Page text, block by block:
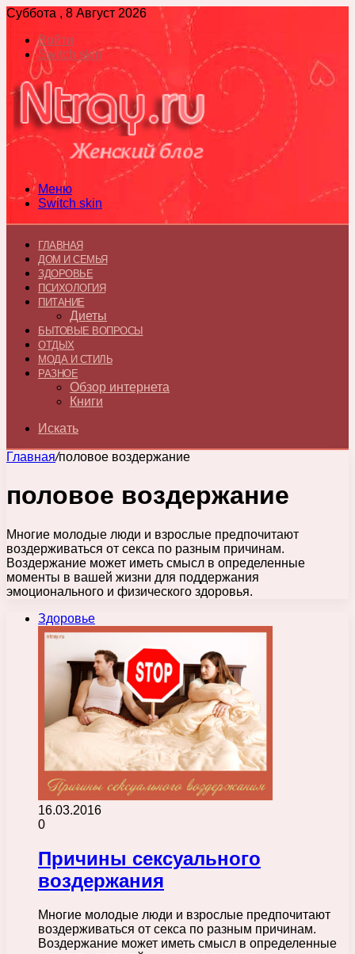
Суббота , 8 Август 2026
Войти
Switch skin
Меню
Switch skin
ГЛАВНАЯ
ДОМ И СЕМЬЯ
ЗДОРОВЬЕ
ПСИХОЛОГИЯ
ПИТАНИЕ
Диеты
БЫТОВЫЕ ВОПРОСЫ
ОТДЫХ
МОДА И СТИЛЬ
РАЗНОЕ
Обзор интернета
Книги
Искать
Главная/половое воздержание
половое воздержание
Многие молодые люди и взрослые предпочитают
воздерживаться от секса по разным причинам.
Воздержание может иметь смысл в определенные
моменты в вашей жизни для поддержания
эмоционального и физического здоровья.
Здоровье
16.03.2016
0
Причины сексуального
воздержания
Многие молодые люди и взрослые предпочитают
воздерживаться от секса по разным причинам.
Воздержание может иметь смысл в определенные